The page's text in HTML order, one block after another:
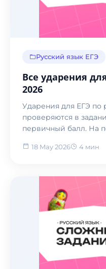
Русский язык ЕГЭ
Все ударения
2026
Ударения для ЕГЭ по
проверяются в
первичный балл. На
18 May 2026 4 мин